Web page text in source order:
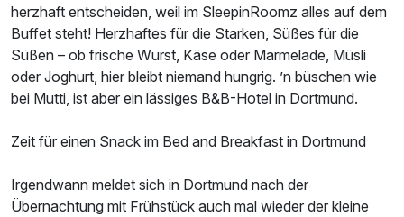
Zusatznächte
Für 3 Tage p.P. ab 130,00 €
Familienzimmer
2 Erwachsene und 2 Kinder
herzhaft entscheiden, weil im SleepinRoomz alles auf dem
Buffet steht! Herzhaftes für die Starken, Süßes für die
Süßen – ob frische Wurst, Käse oder Marmelade, Müsli
oder Joghurt, hier bleibt niemand hungrig. ’n büschen wie
bei Mutti, ist aber ein lässiges B&B-Hotel in Dortmund.
Zeit für einen Snack im Bed and Breakfast in Dortmund
Irgendwann meldet sich in Dortmund nach der
Übernachtung mit Frühstück auch mal wieder der kleine